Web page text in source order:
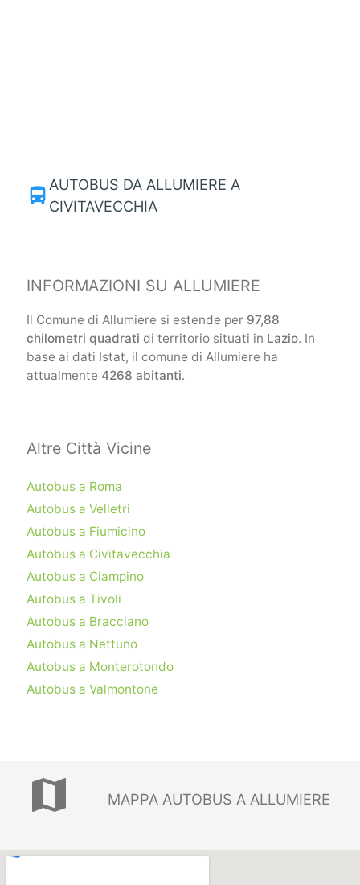
directions_bus AUTOBUS DA ALLUMIERE A
CIVITAVECCHIA
INFORMAZIONI SU ALLUMIERE
Il Comune di Allumiere si estende per 97,88
chilometri quadrati di territorio situati in Lazio. In
base ai dati Istat, il comune di Allumiere ha
attualmente 4268 abitanti.
Altre Città Vicine
Autobus a Roma
Autobus a Velletri
Autobus a Fiumicino
Autobus a Civitavecchia
Autobus a Ciampino
Autobus a Tivoli
Autobus a Bracciano
Autobus a Nettuno
Autobus a Monterotondo
Autobus a Valmontone
map MAPPA AUTOBUS A ALLUMIERE